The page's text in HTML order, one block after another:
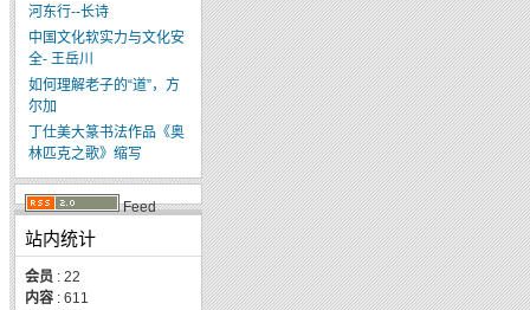
河东行--长诗
中国文化软实力与文化安
全- 王岳川
如何理解老子的“道”，方
尔加
丁仕美大篆书法作品《奥
林匹克之歌》缩写
Feed
站内统计
会员 : 22
内容 : 611